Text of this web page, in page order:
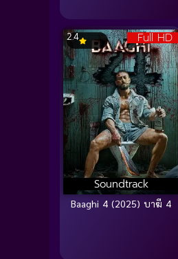
Full HD
Soundtrack
2.4
Baaghi 4 (2025) บาฆี 4